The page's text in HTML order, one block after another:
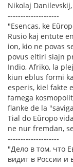
Nikolaj
--------------------
"Esencas, ke
Rusio kaj entute
ion, kio ne povas
povus eltiri siajn
Indio, Afriko, la
kiun eblus formi
esperis, kiel fakte
famega
flanke de la
Tial do Eŭropo
ne nur fremdan,
--------------------
"Дело в том, что
видит в России и